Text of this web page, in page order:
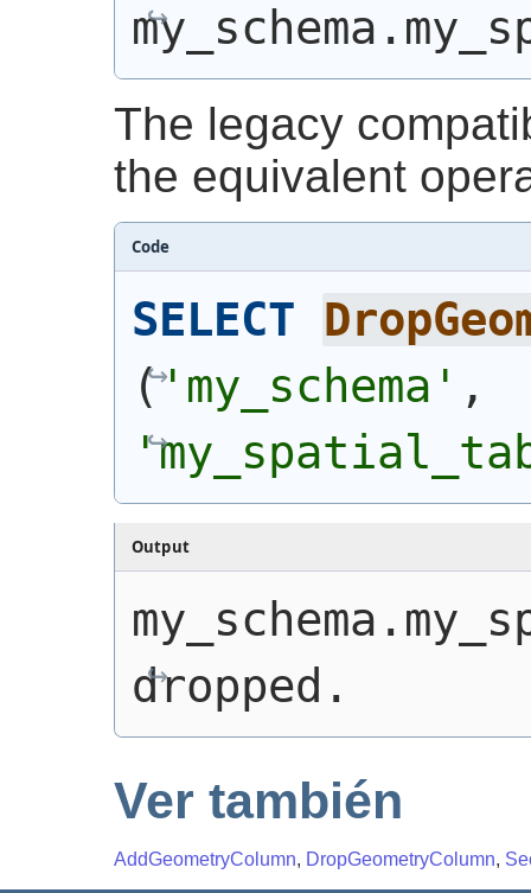
The legacy
the equivalent
Code
SELECT
('my_schema'
Output
dropped.
Ver también
AddGeometryColumn, DropGeometryColumn,